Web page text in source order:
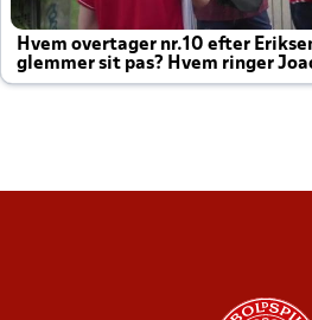
Hvem overtager nr.10 efter
glemmer sit pas? Hvem ringer
altid til efter kampe?